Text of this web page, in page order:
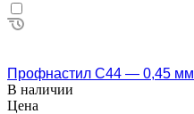
Профнастил С44 — 0,45 мм
В наличии
Цена